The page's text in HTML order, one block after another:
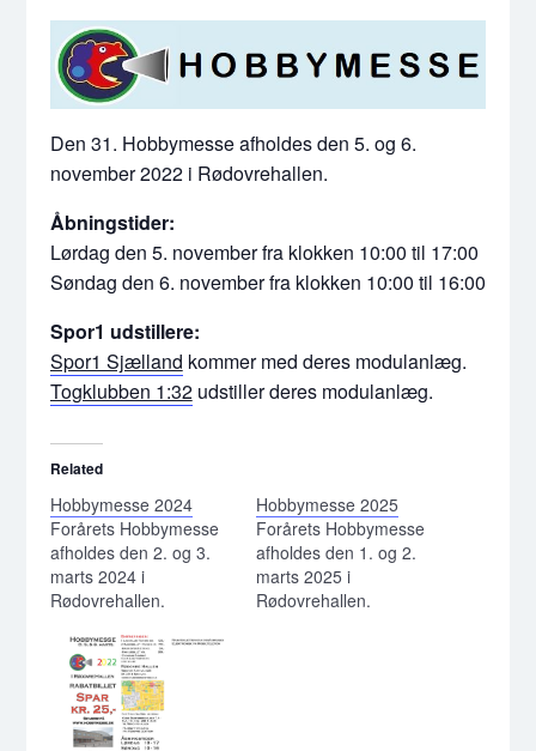
Den 31. Hobbymesse afholdes den 5. og 6.
november 2022 i Rødovrehallen.
Åbningstider:
Lørdag den 5. november fra klokken 10:00 til 17:00
Søndag den 6. november fra klokken 10:00 til 16:00
Spor1 udstillere:
Spor1 Sjælland kommer med deres modulanlæg.
Togklubben 1:32udstiller deres modulanlæg.
Related
Hobbymesse 2024
Forårets Hobbymesse
afholdes den 2. og 3.
marts 2024 i
Rødovrehallen.
Hobbymesse 2025
Forårets Hobbymesse
afholdes den 1. og 2.
marts 2025 i
Rødovrehallen.